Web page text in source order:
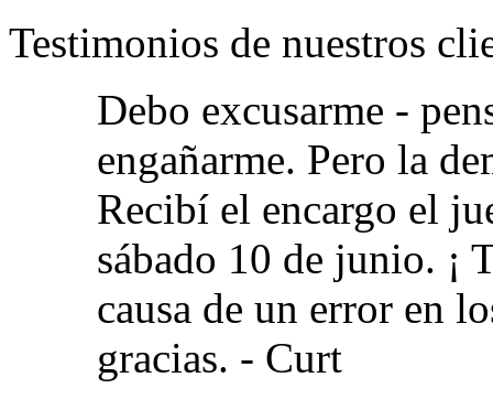
Testimonios de nuestros
Debo excusarme -
engañarme. Pero la
Recibí el encargo el
sábado 10 de junio. ¡
causa de un error en
gracias. - Curt